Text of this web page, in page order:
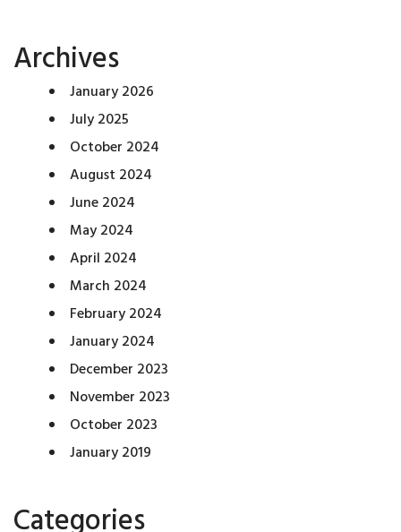
Archives
January 2026
July 2025
October 2024
August 2024
June 2024
May 2024
April 2024
March 2024
February 2024
January 2024
December 2023
November 2023
October 2023
January 2019
Categories